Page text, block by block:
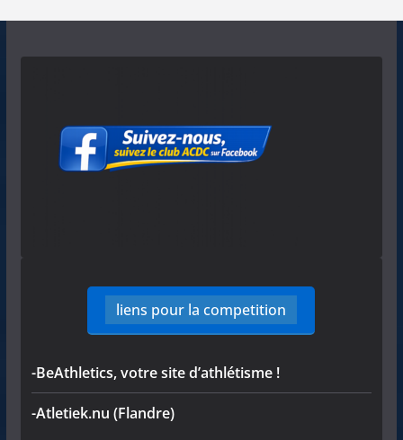
liens pour la competition
-BeAthletics, votre site d’athlétisme !
-Atletiek.nu (Flandre)